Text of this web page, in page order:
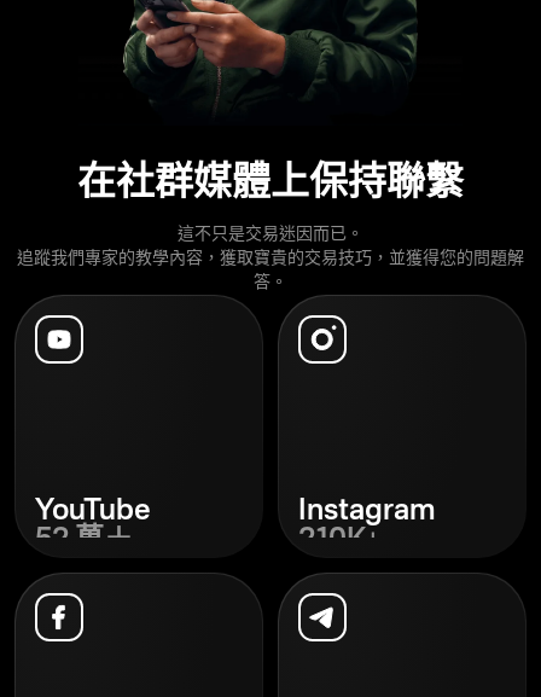
在社群媒體上保持聯繫
這不只是交易迷因而已。
追蹤我們專家的教學內容，獲取寶貴的交易技巧，並獲得您的問題解
答。
YouTube
52 萬＋
Instagram
210K+